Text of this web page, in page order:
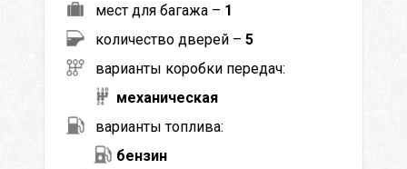
мест для багажа – 1
количество дверей – 5
варианты коробки передач:
механическая
варианты топлива:
бензин